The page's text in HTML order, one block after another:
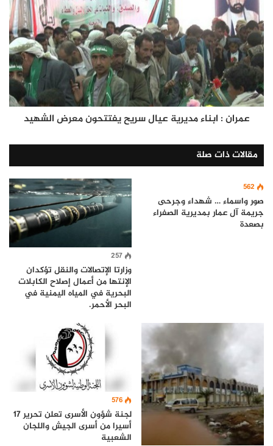
عمران : ابناء مديرية عيال سريح يفتتحون معرض الشهيد
مقالات ذات صلة
562
صور واسماء … شهداء وجرحى
جريمة آل عمار بمديرية الصفراء
بصعدة
257
وزارتا الإتصالات والنقل تؤكدان
الإنتها من أعمال إصلاح الكابلات
البحرية في المياه اليمنية في
البحر الأحمر.
576
لجنة شؤون الأسرى تعلن تحرير 17
أسيرا من أسرى الجيش واللجان
الشعبية